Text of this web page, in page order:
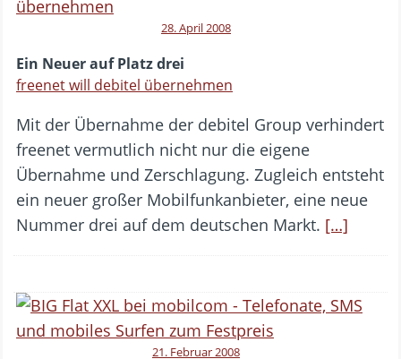
28. April 2008
Ein Neuer auf Platz drei
freenet will debitel übernehmen
Mit der Übernahme der debitel Group verhindert
freenet vermutlich nicht nur die eigene
Übernahme und Zerschlagung. Zugleich entsteht
ein neuer großer Mobilfunkanbieter, eine neue
Nummer drei auf dem deutschen Markt. […]
21. Februar 2008